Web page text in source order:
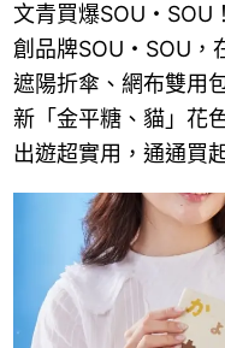
文青買爆SOU・SOU
創品牌SOU・SOU，
遮陽折傘、網布雙用
新「金平糖、貓」花
出遊超實用，通通買